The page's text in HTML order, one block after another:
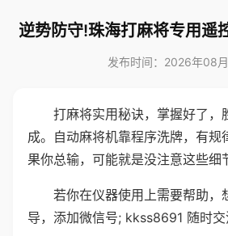
逆势防守!珠海打麻将专用遥
发布时间：2026年08
打麻将实用秘诀，掌握好了，
成。自动麻将机靠程序洗牌，有规
果你总输，可能就是没注意这些细
若你在仪器使用上需要帮助，
导，添加微信号; kkss8691 随时交